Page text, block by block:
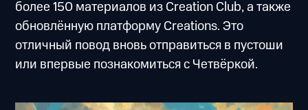
более 150 материалов из Creation Club, а также
обновлённую платформу Creations. Это
отличный повод вновь отправиться в пустоши
или впервые познакомиться с Четвёркой.